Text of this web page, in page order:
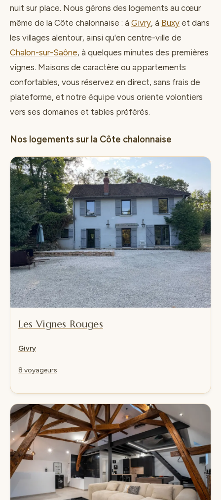
nuit sur place. Nous gérons des logements au cœur
même de la Côte chalonnaise : à Givry, à Buxy et dans
les villages alentour, ainsi qu'en centre-ville de
Chalon-sur-Saône, à quelques minutes des premières
vignes. Maisons de caractère ou appartements
confortables, vous réservez en direct, sans frais de
plateforme, et notre équipe vous oriente volontiers
vers ses domaines et tables préférés.
Nos logements sur la Côte chalonnaise
Les Vignes Rouges
Givry
8 voyageurs